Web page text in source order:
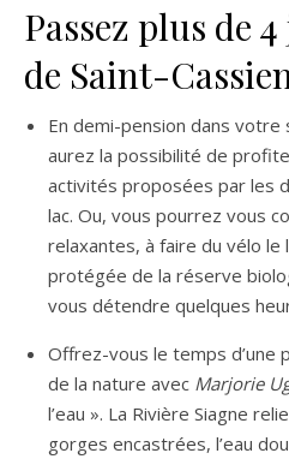
Passez plus de
de Saint-
En demi-pension dans votre
aurez la possibilité de
activités proposées par les
lac. Ou, vous pourrez vous
relaxantes, à faire du vélo le
protégée de la réserve
vous détendre quelques
Offrez-vous le temps d’une
de la nature avec Marjorie
l’eau ». La Rivière Siagne
gorges encastrées, l’eau